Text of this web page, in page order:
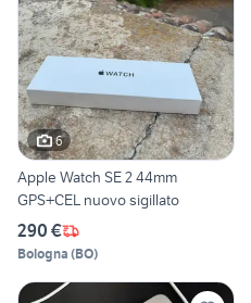
6
Apple Watch SE 2 44mm
GPS+CEL nuovo sigillato
290 €
Bologna (BO)